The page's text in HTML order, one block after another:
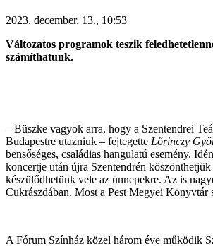
2023. december. 13., 10:53
Változatos programok teszik
számíthatunk.
– Büszke vagyok arra, hogy a Szentendrei
Budapestre utazniuk – fejtegette Lőrinczy
bensőséges, családias hangulatú esemény.
koncertje után újra Szentendrén köszönthetjük
készülődhetünk vele az ünnepekre. Az is
Cukrászdában. Most a Pest Megyei Könyvtár
A Fórum Színház közel három éve működik